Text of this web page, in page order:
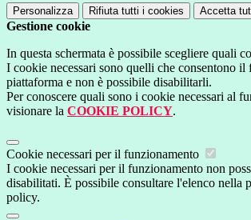
Personalizza Rifiuta tutti i cookies Accetta
Gestione cookie
In questa schermata è possibile scegliere quali
I cookie necessari sono quelli che consentono il
piattaforma e non è possibile disabilitarli.
Per conoscere quali sono i cookie necessari al
visionare la COOKIE POLICY.
Cookie necessari per il funzionamento
I cookie necessari per il funzionamento non
disabilitati. È possibile consultare l'elenco nella
policy.